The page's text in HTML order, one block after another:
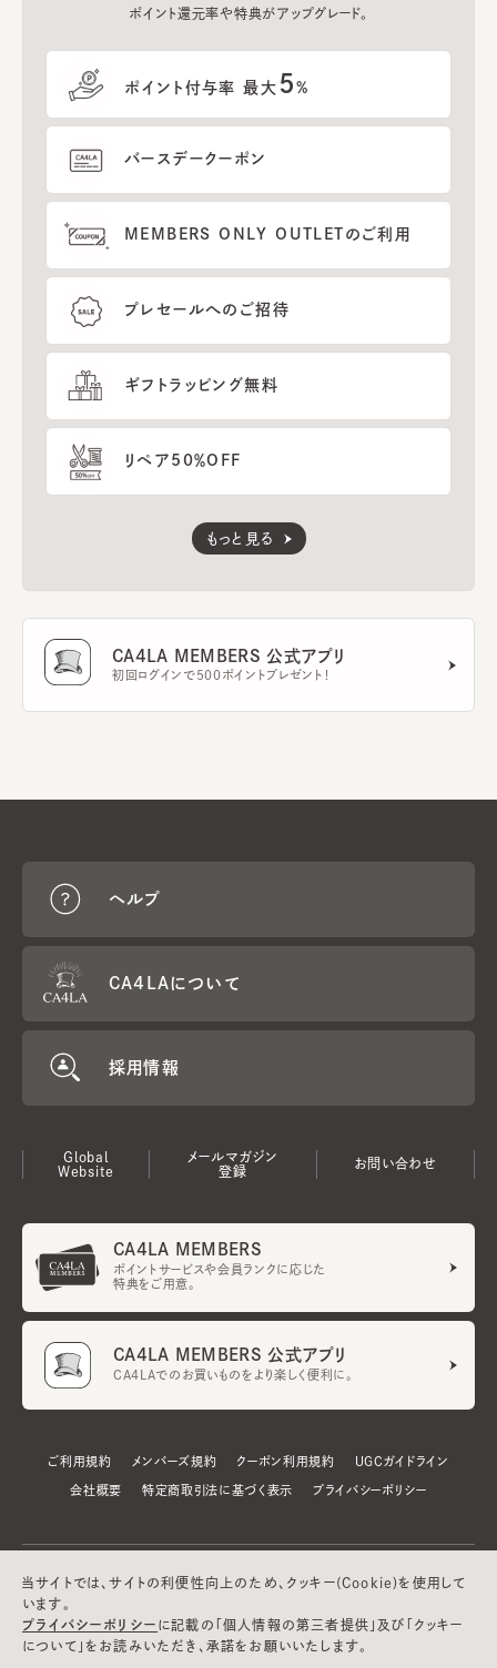
ポイント還元率や特典がアップグレード。
ポイント付与率 最大 5%
バースデークーポン
MEMBERS ONLY OUTLETのご利用
プレセールへのご招待
ギフトラッピング無料
リペア50％OFF
もっと見る
CA4LA MEMBERS 公式アプリ
初回ログインで500ポイントプレゼント！
ヘルプ
CA4LAについて
採用情報
Global
Website
メールマガジン
登録
お問い合わせ
CA4LA MEMBERS
ポイントサービスや会員ランクに応じた
特典をご用意。
CA4LA MEMBERS 公式アプリ
CA4LAでのお買いものをより楽しく便利に。
ご利用規約 メンバーズ規約 クーポン利用規約 UGCガイドライン
会社概要 特定商取引法に基づく表示 プライバシーポリシー
当サイトでは、サイトの利便性向上のため、クッキー(Cookie)を使用して
います。
プライバシーポリシー に記載の「個人情報の第三者提供」及び「クッキー
について」をお読みいただき、承諾をお願いいたします。